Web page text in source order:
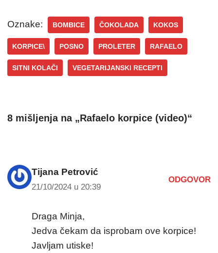
Oznake: BOMBICE ČOKOLADA KOKOS
KORPICE\ POSNO PROLETER RAFAELO
SITNI KOLAČI VEGETARIJANSKI RECEPTI
8 mišljenja na „Rafaelo korpice (video)“
Tijana Petrović
21/10/2024 u 20:39
ODGOVOR
Draga Minja,
Jedva čekam da isprobam ove korpice!
Javljam utiske!